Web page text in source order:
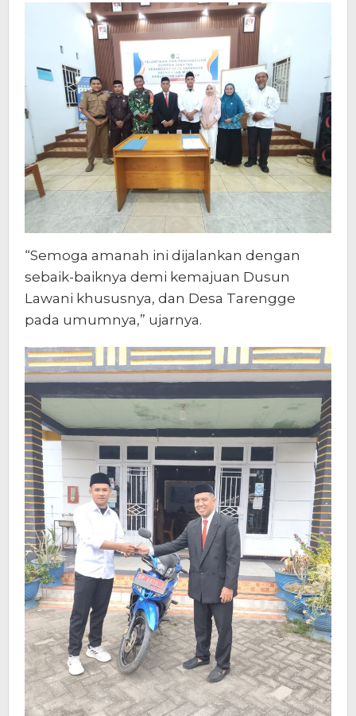
“Semoga amanah ini dijalankan dengan
sebaik-baiknya demi kemajuan Dusun
Lawani khususnya, dan Desa Tarengge
pada umumnya,” ujarnya.